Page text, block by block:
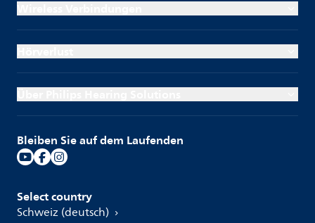
Bleiben Sie auf dem Laufenden
Select country
Schweiz (deutsch)